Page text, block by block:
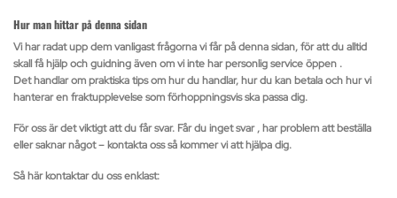
Hur man hittar på denna sidan
Vi har radat upp dem vanligast frågorna vi får på denna sidan, för att du alltid
skall få hjälp och guidning även om vi inte har personlig service öppen .
Det handlar om praktiska tips om hur du handlar, hur du kan betala och hur vi
hanterar en fraktupplevelse som förhoppningsvis ska passa dig.
För oss är det viktigt att du får svar. Får du inget svar , har problem att beställa
eller saknar något – kontakta oss så kommer vi att hjälpa dig.
Så här kontaktar du oss enklast: